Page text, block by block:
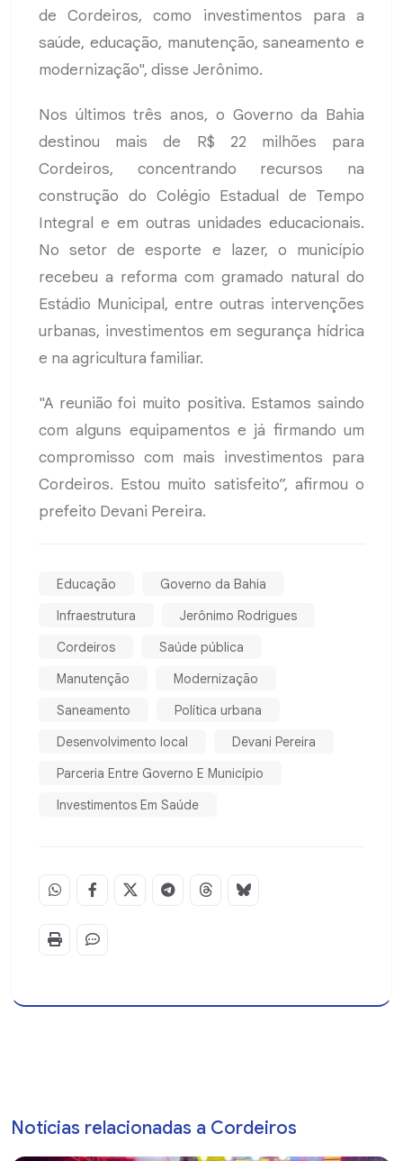
de Cordeiros, como investimentos para a
saúde, educação, manutenção, saneamento e
modernização", disse Jerônimo.
Nos últimos três anos, o Governo da Bahia
destinou mais de R$ 22 milhões para
Cordeiros, concentrando recursos na
construção do Colégio Estadual de Tempo
Integral e em outras unidades educacionais.
No setor de esporte e lazer, o município
recebeu a reforma com gramado natural do
Estádio Municipal, entre outras intervenções
urbanas, investimentos em segurança hídrica
e na agricultura familiar.
"A reunião foi muito positiva. Estamos saindo
com alguns equipamentos e já firmando um
compromisso com mais investimentos para
Cordeiros. Estou muito satisfeito”, afirmou o
prefeito Devani Pereira.
Educação
Governo da Bahia
Infraestrutura
Jerônimo Rodrigues
Cordeiros
Saúde pública
Manutenção
Modernização
Saneamento
Política urbana
Desenvolvimento local
Devani Pereira
Parceria Entre Governo E Município
Investimentos Em Saúde
Notícias relacionadas a Cordeiros